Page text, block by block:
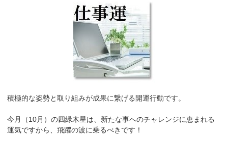
積極的な姿勢と取り組みが成果に繋げる開運行動です。
今月（10月）の四緑木星は、新たな事へのチャレンジに恵まれる
運気ですから、飛躍の波に乗るべきです！